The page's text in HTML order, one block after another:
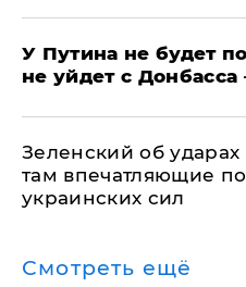
У Путина не будет
не уйдет с Донбасса
Зеленский об
там впечатляющие
украинских сил
Смотреть ещё